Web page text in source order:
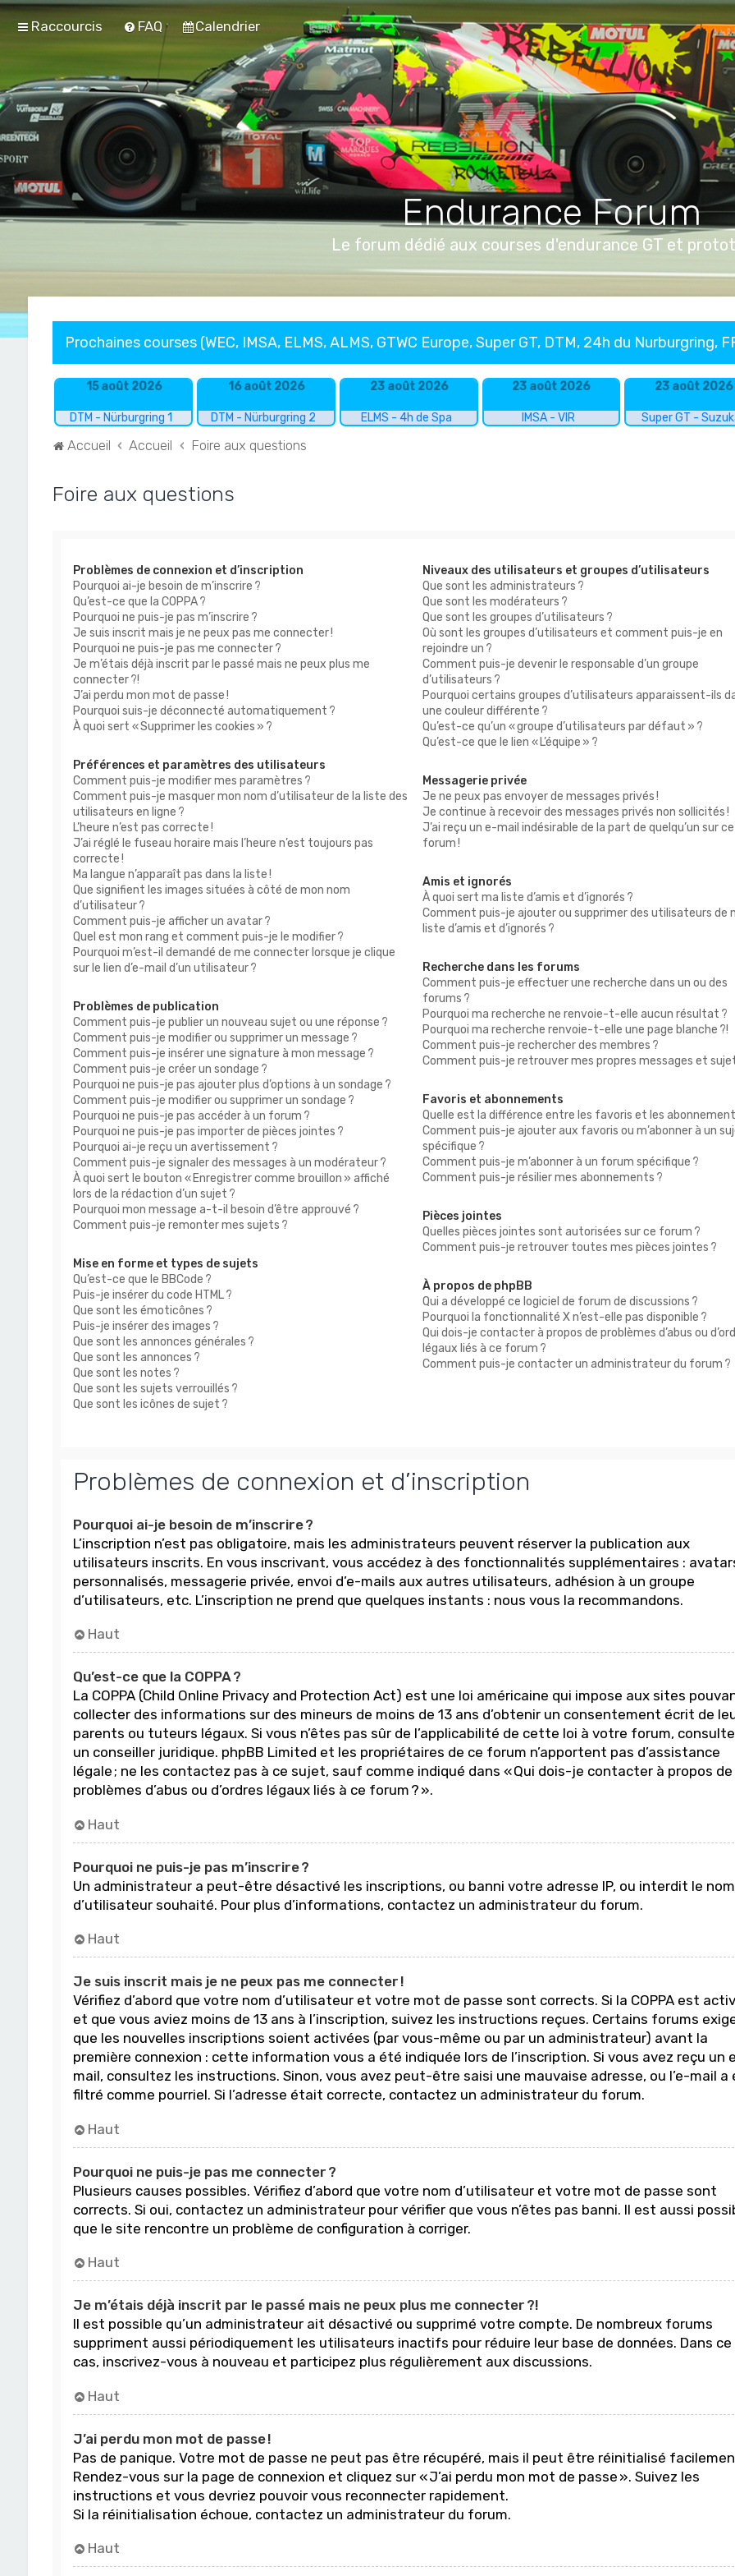
Raccourcis FAQ Calendrier
Endurance Forum
Le forum dédié aux courses d'endurance GT et
Prochaines courses (WEC, IMSA, ELMS, ALMS, GTWC Europe, Super GT, DTM, 24h du Nurburgring,
15 août 2026
DTM - Nürburgring 1
16 août 2026
DTM - Nürburgring 2
23 août 2026
ELMS - 4h de Spa
23 août 2026
IMSA - VIR
23 août 2026
Super GT -
Accueil Accueil Foire aux questions
Foire aux questions
Problèmes de connexion et d’inscription
Pourquoi ai-je besoin de m’inscrire ?
Qu’est-ce que la COPPA ?
Pourquoi ne puis-je pas m’inscrire ?
Je suis inscrit mais je ne peux pas me connecter !
Pourquoi ne puis-je pas me connecter ?
Je m’étais déjà inscrit par le passé mais ne peux plus me
connecter ?!
J’ai perdu mon mot de passe !
Pourquoi suis-je déconnecté automatiquement ?
À quoi sert « Supprimer les cookies » ?
Préférences et paramètres des utilisateurs
Comment puis-je modifier mes paramètres ?
Comment puis-je masquer mon nom d’utilisateur de la liste des
utilisateurs en ligne ?
L’heure n’est pas correcte !
J’ai réglé le fuseau horaire mais l’heure n’est toujours pas
correcte !
Ma langue n’apparaît pas dans la liste !
Que signifient les images situées à côté de mon nom
d’utilisateur ?
Comment puis-je afficher un avatar ?
Quel est mon rang et comment puis-je le modifier ?
Pourquoi m’est-il demandé de me connecter lorsque je clique
sur le lien d’e-mail d’un utilisateur ?
Problèmes de publication
Comment puis-je publier un nouveau sujet ou une réponse ?
Comment puis-je modifier ou supprimer un message ?
Comment puis-je insérer une signature à mon message ?
Comment puis-je créer un sondage ?
Pourquoi ne puis-je pas ajouter plus d’options à un sondage ?
Comment puis-je modifier ou supprimer un sondage ?
Pourquoi ne puis-je pas accéder à un forum ?
Pourquoi ne puis-je pas importer de pièces jointes ?
Pourquoi ai-je reçu un avertissement ?
Comment puis-je signaler des messages à un modérateur ?
À quoi sert le bouton « Enregistrer comme brouillon » affiché
lors de la rédaction d’un sujet ?
Pourquoi mon message a-t-il besoin d’être approuvé ?
Comment puis-je remonter mes sujets ?
Mise en forme et types de sujets
Qu’est-ce que le BBCode ?
Puis-je insérer du code HTML ?
Que sont les émoticônes ?
Puis-je insérer des images ?
Que sont les annonces générales ?
Que sont les annonces ?
Que sont les notes ?
Que sont les sujets verrouillés ?
Que sont les icônes de sujet ?
Niveaux des utilisateurs et groupes d’utilisateurs
Que sont les administrateurs ?
Que sont les modérateurs ?
Que sont les groupes d’utilisateurs ?
Où sont les groupes d’utilisateurs et comment puis-je en
rejoindre un ?
Comment puis-je devenir le responsable d’un groupe
d’utilisateurs ?
Pourquoi certains groupes d’utilisateurs apparaissent-ils
une couleur différente ?
Qu’est-ce qu’un « groupe d’utilisateurs par défaut » ?
Qu’est-ce que le lien « L’équipe » ?
Messagerie privée
Je ne peux pas envoyer de messages privés !
Je continue à recevoir des messages privés non sollicités !
J’ai reçu un e-mail indésirable de la part de quelqu’un sur ce
forum !
Amis et ignorés
À quoi sert ma liste d’amis et d’ignorés ?
Comment puis-je ajouter ou supprimer des utilisateurs de
liste d’amis et d’ignorés ?
Recherche dans les forums
Comment puis-je effectuer une recherche dans un ou des
forums ?
Pourquoi ma recherche ne renvoie-t-elle aucun résultat ?
Pourquoi ma recherche renvoie-t-elle une page blanche ?!
Comment puis-je rechercher des membres ?
Comment puis-je retrouver mes propres messages et
Favoris et abonnements
Quelle est la différence entre les favoris et les
Comment puis-je ajouter aux favoris ou m’abonner à un
spécifique ?
Comment puis-je m’abonner à un forum spécifique ?
Comment puis-je résilier mes abonnements ?
Pièces jointes
Quelles pièces jointes sont autorisées sur ce forum ?
Comment puis-je retrouver toutes mes pièces jointes ?
À propos de phpBB
Qui a développé ce logiciel de forum de discussions ?
Pourquoi la fonctionnalité X n’est-elle pas disponible ?
Qui dois-je contacter à propos de problèmes d’abus ou
légaux liés à ce forum ?
Comment puis-je contacter un administrateur du forum ?
Problèmes de connexion et d’inscription
Pourquoi ai-je besoin de m’inscrire ?
L’inscription n’est pas obligatoire, mais les administrateurs peuvent réserver la publication aux
utilisateurs inscrits. En vous inscrivant, vous accédez à des fonctionnalités supplémentaires :
personnalisés, messagerie privée, envoi d’e-mails aux autres utilisateurs, adhésion à un groupe
d’utilisateurs, etc. L’inscription ne prend que quelques instants : nous vous la recommandons.
Haut
Qu’est-ce que la COPPA ?
La COPPA (Child Online Privacy and Protection Act) est une loi américaine qui impose aux sites
collecter des informations sur des mineurs de moins de 13 ans d’obtenir un consentement écrit de
parents ou tuteurs légaux. Si vous n’êtes pas sûr de l’applicabilité de cette loi à votre forum,
un conseiller juridique. phpBB Limited et les propriétaires de ce forum n’apportent pas d’assistance
légale ; ne les contactez pas à ce sujet, sauf comme indiqué dans « Qui dois-je contacter à propos de
problèmes d’abus ou d’ordres légaux liés à ce forum ? ».
Haut
Pourquoi ne puis-je pas m’inscrire ?
Un administrateur a peut-être désactivé les inscriptions, ou banni votre adresse IP, ou interdit le nom
d’utilisateur souhaité. Pour plus d’informations, contactez un administrateur du forum.
Haut
Je suis inscrit mais je ne peux pas me connecter !
Vérifiez d’abord que votre nom d’utilisateur et votre mot de passe sont corrects. Si la COPPA est
et que vous aviez moins de 13 ans à l’inscription, suivez les instructions reçues. Certains forums
que les nouvelles inscriptions soient activées (par vous-même ou par un administrateur) avant la
première connexion : cette information vous a été indiquée lors de l’inscription. Si vous avez reçu un
mail, consultez les instructions. Sinon, vous avez peut-être saisi une mauvaise adresse, ou l’e-mail a
filtré comme pourriel. Si l’adresse était correcte, contactez un administrateur du forum.
Haut
Pourquoi ne puis-je pas me connecter ?
Plusieurs causes possibles. Vérifiez d’abord que votre nom d’utilisateur et votre mot de passe sont
corrects. Si oui, contactez un administrateur pour vérifier que vous n’êtes pas banni. Il est aussi
que le site rencontre un problème de configuration à corriger.
Haut
Je m’étais déjà inscrit par le passé mais ne peux plus me connecter ?!
Il est possible qu’un administrateur ait désactivé ou supprimé votre compte. De nombreux forums
suppriment aussi périodiquement les utilisateurs inactifs pour réduire leur base de données. Dans ce
cas, inscrivez-vous à nouveau et participez plus régulièrement aux discussions.
Haut
J’ai perdu mon mot de passe !
Pas de panique. Votre mot de passe ne peut pas être récupéré, mais il peut être réinitialisé
Rendez-vous sur la page de connexion et cliquez sur « J’ai perdu mon mot de passe ». Suivez les
instructions et vous devriez pouvoir vous reconnecter rapidement.
Si la réinitialisation échoue, contactez un administrateur du forum.
Haut